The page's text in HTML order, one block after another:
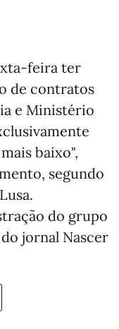
feira ter
de contratos
e Ministério
baixo",
segundo
do grupo
jornal Nascer